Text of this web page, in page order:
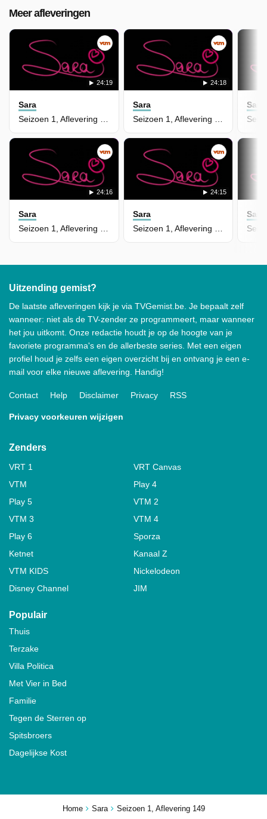
Home Sara Seizoen 1, Aflevering 149
Meer afleveringen
24:19
Sara
Seizoen 1, Aflevering 159
24:18
Sara
Seizoen 1, Aflevering 158
24:16
Sara
24:15
Sara
Sara
Sara
Uitzending gemist?
De laatste afleveringen kijk je via TVGemist.be. Je bepaalt zelf
wanneer: niet als de TV-zender ze programmeert, maar wanneer
het jou uitkomt. Onze redactie houdt je op de hoogte van je
favoriete programma's en de allerbeste series. Met een eigen
profiel houd je zelfs een eigen overzicht bij en ontvang je een e-
mail voor elke nieuwe aflevering. Handig!
Contact Help Disclaimer Privacy RSS
Privacy voorkeuren wijzigen
Zenders
VRT 1
VRT Canvas
VTM
Play 4
Play 5
VTM 2
VTM 3
VTM 4
Play 6
Sporza
Ketnet
Kanaal Z
VTM KIDS
Nickelodeon
Disney Channel
JIM
Populair
Thuis
Terzake
Villa Politica
Met Vier in Bed
Familie
Tegen de Sterren op
Spitsbroers
Dagelijkse Kost